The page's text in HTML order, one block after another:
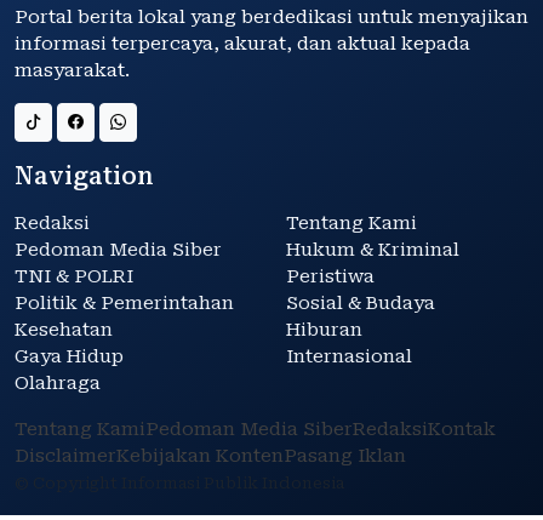
Portal berita lokal yang berdedikasi untuk menyajikan
informasi terpercaya, akurat, dan aktual kepada
masyarakat.
Navigation
Redaksi
Tentang Kami
Pedoman Media Siber
Hukum & Kriminal
TNI & POLRI
Peristiwa
Politik & Pemerintahan
Sosial & Budaya
Kesehatan
Hiburan
Gaya Hidup
Internasional
Olahraga
Tentang KamiPedoman Media SiberRedaksiKontak
DisclaimerKebijakan KontenPasang Iklan